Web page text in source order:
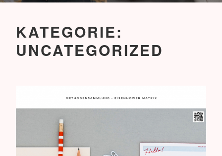
KATEGORIE:
UNCATEGORIZED